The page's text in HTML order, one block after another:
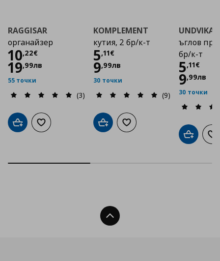
RAGGISAR
органайзер
10,22€
Цена
19,99лв
55 точки
(3)
Добави в кошницата
Добави към списъка с любими
KOMPLEMENT
кутия, 2 бр/к-т
5,11€
Цена
9,99лв
30 точки
(9)
Добави в кошницата
Добави към списъка с
UNDVIKA
ъглов
бр/к-т
5,11€
Цена
9,99лв
30 точки
Добави
Нагоре